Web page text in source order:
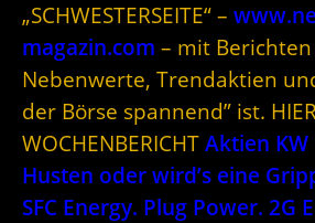
„SCHWESTERSEITE“ –
magazin.com – mit
Nebenwerte, Trendaktien
der Börse spannend” ist.
WOCHENBERICHT Aktien
Husten oder wird’s eine
SFC Energy. Plug Power. 2G